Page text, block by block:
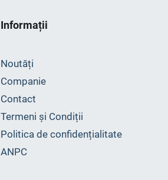
Informații
Noutăți
Companie
Contact
Termeni și Condiții
Politica de confidențialitate
ANPC